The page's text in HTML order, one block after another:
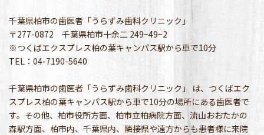
千葉県柏市の歯医者「うらずみ歯科クリニック」
〒277-0872 千葉県柏市十余二 249−49−2
※つくばエクスプレス柏の葉キャンパス駅から車で10分
TEL：04-7190-5640
千葉県柏市の歯医者「うらずみ歯科クリニック」 は、つくばエク
スプレス柏の葉キャンパス駅から車で10分の場所にある歯医者で
す。その他、柏市役所方面、柏市立柏病院方面、流山おおたかの
森駅方面、柏市内、千葉県内、隣接県や遠方からも患者様に来院